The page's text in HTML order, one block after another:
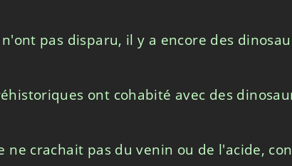
pas disparu, il y a encore des
ont cohabité avec des
ne crachait pas du venin ou de l'acide,